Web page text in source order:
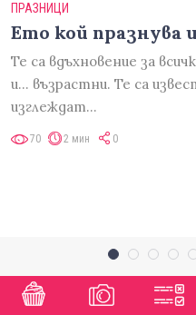
ПРАЗНИЦИ
Ето кой празнува
Те са вдъхновение за
и... възрастни. Те са
изглеждат…
70 2 мин 0